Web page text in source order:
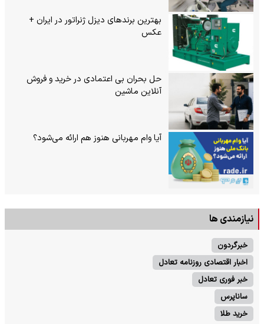
بهترین برندهای دیزل ژنراتور در ایران +
عکس
حل بحران بی‌ اعتمادی در خرید و فروش
آنلاین ماشین
آیا وام مهربانی هنوز هم ارائه می‌شود؟
نیازمندی ها
خبرگردون
اخبار اقتصادی روزنامه تعادل
خبر فوری تعادل
ساناپرس
خرید طلا